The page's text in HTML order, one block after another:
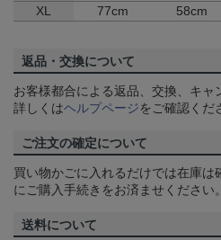
XL
77cm 58cm
返品・交換について
お客様都合による返品、交換、キャ
詳しくはヘルプページをご確認くだ
ご注文の確定について
買い物かごに入れるだけでは在庫は
にご購入手続きをお済ませください。
送料について